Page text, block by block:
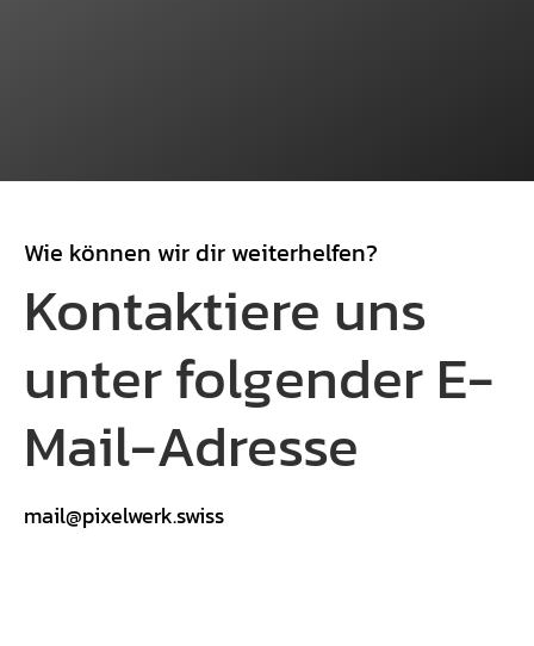
Wie können wir dir weiterhelfen?
Kontaktiere uns
unter folgender E-
Mail-Adresse
mail@pixelwerk.swiss